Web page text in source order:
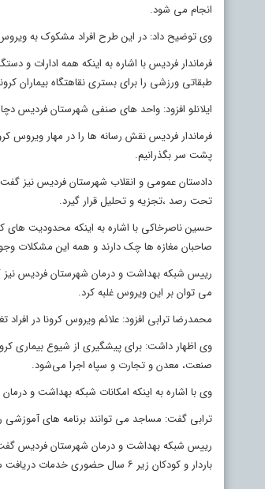
انجام می شود.
وی توضیح داد: در این طرح افراد مشکوک به
فرماندار فردیس با اشاره به اینکه همه ادارات و
طبقاتی ورزشی را برای بستری نقاهتگاه بیماران
ایلانلو افزود: واحد های صنفی شهرستان فردیس
فرماندار فردیس نقش رسانه ها را در مهار ویروس
پشت سر بگذرانیم.
دادستان عمومی و انقلاب شهرستان فردیس نیز
تحت رصد ،تجزیه و تحلیل قرار گیرد.
صاحبان مغازه ها چک دارند و همه این مشکلات
رییس شبکه بهداشت و درمان شهرستان فردیس نیز
می توان بر این ویروس غلبه کرد.
محمدرضا ترابی افزود: علائم ویروس کرونا در افراد تغییر کرده است و دیگر
وی اظهار داشت: برای پیشگیری از شیوع بیماری
صنعت، معدن و تجارت و سپاه اجرا می‌شود.
وی با اشاره به اینکه امکانات شبکه بهداشت و
ترابی گفت: مساجد می توانند برنامه های آموزشی
رییس شبکه بهداشت و درمان شهرستان فردیس گفت:
باردار و کودکان زیر ۶ سال حضوری خدمات دریافت می کنند.